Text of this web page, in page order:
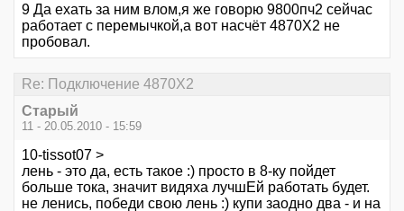
9 Да ехать за ним влом,я же говорю 9800пч2 сейчас
работает с перемычкой,а вот насчёт 4870Х2 не
пробовал.
Re: Подключение 4870Х2
Старый
11 - 20.05.2010 - 15:59
10-tissot07 >
лень - это да, есть такое :) просто в 8-ку пойдет
больше тока, значит видяха лучшЕй работать будет.
не ленись, победи свою лень :) купи заодно два - и на